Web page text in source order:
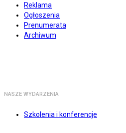
Reklama
Ogłoszenia
Prenumerata
Archiwum
NASZE WYDARZENIA
Szkolenia i konferencje